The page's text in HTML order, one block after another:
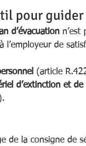
pour
d’évacuation n’est
l’employeur de
(article
d’extinction et de
de la consigne de